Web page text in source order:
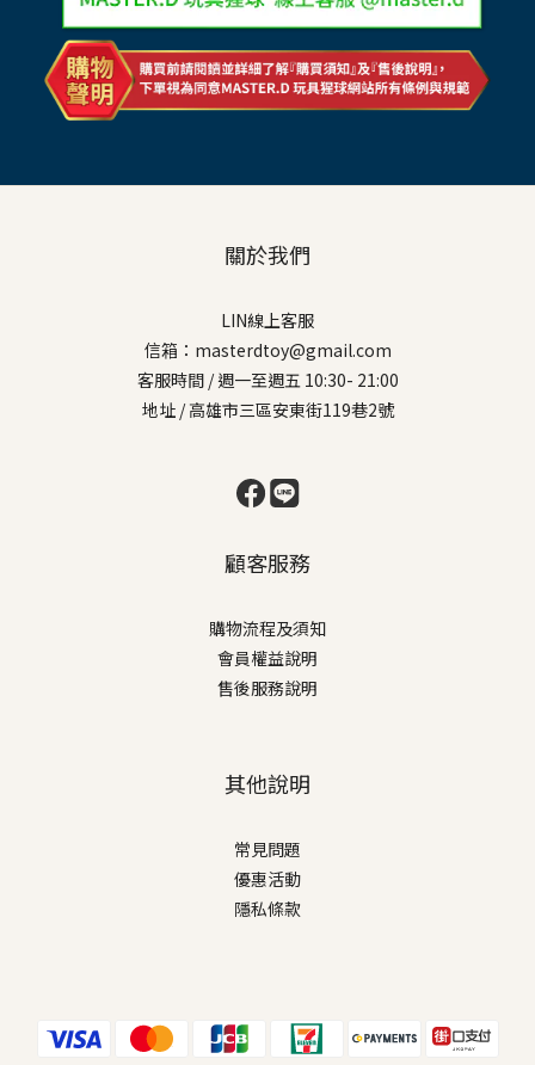
關於我們
LIN線上客服
信箱：masterdtoy@gmail.com
客服時間 / 週一至週五 10:30- 21:00
地址 / 高雄市三區安東街119巷2號
顧客服務
購物流程及須知
會員權益說明
售後服務說明
其他說明
常見問題
優惠活動
隱私條款